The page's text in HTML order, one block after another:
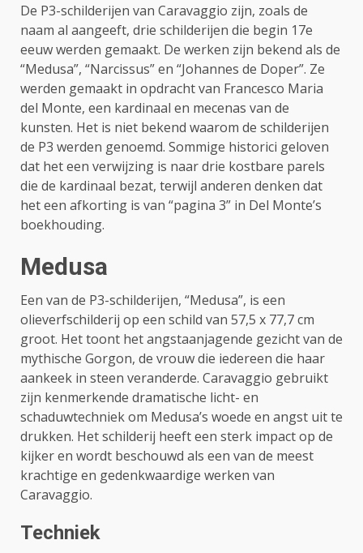
De P3-schilderijen van Caravaggio zijn, zoals de
naam al aangeeft, drie schilderijen die begin 17e
eeuw werden gemaakt. De werken zijn bekend als de
“Medusa”, “Narcissus” en “Johannes de Doper”. Ze
werden gemaakt in opdracht van Francesco Maria
del Monte, een kardinaal en mecenas van de
kunsten. Het is niet bekend waarom de schilderijen
de P3 werden genoemd. Sommige historici geloven
dat het een verwijzing is naar drie kostbare parels
die de kardinaal bezat, terwijl anderen denken dat
het een afkorting is van “pagina 3” in Del Monte’s
boekhouding.
Medusa
Een van de P3-schilderijen, “Medusa”, is een
olieverfschilderij op een schild van 57,5 x 77,7 cm
groot. Het toont het angstaanjagende gezicht van de
mythische Gorgon, de vrouw die iedereen die haar
aankeek in steen veranderde. Caravaggio gebruikt
zijn kenmerkende dramatische licht- en
schaduwtechniek om Medusa’s woede en angst uit te
drukken. Het schilderij heeft een sterk impact op de
kijker en wordt beschouwd als een van de meest
krachtige en gedenkwaardige werken van
Caravaggio.
Techniek